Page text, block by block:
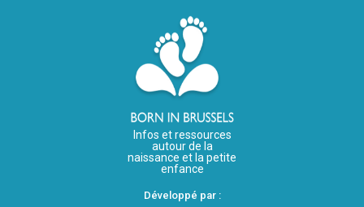
Infos et ressources
autour de la
naissance et la petite
enfance
Développé par :